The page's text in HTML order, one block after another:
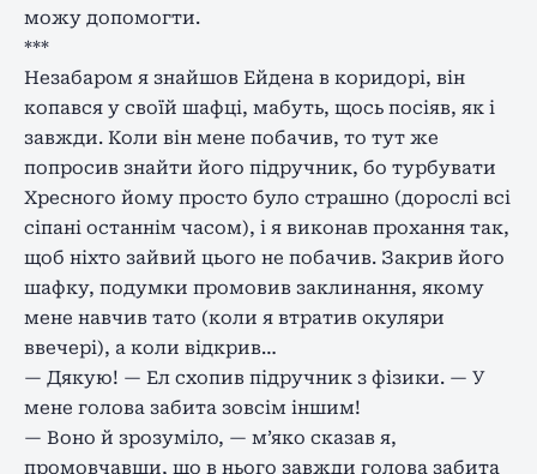
можу допомогти.
***
Незабаром я знайшов Ейдена в коридорі, він
копався у своїй шафці, мабуть, щось посіяв, як і
завжди. Коли він мене побачив, то тут же
попросив знайти його підручник, бо турбувати
Хресного йому просто було страшно (дорослі всі
сіпані останнім часом), і я виконав прохання так,
щоб ніхто зайвий цього не побачив. Закрив його
шафку, подумки промовив заклинання, якому
мене навчив тато (коли я втратив окуляри
ввечері), а коли відкрив…
— Дякую! — Ел схопив підручник з фізики. — У
мене голова забита зовсім іншим!
— Воно й зрозуміло, — м’яко сказав я,
промовчавши, що в нього завжди голова забита